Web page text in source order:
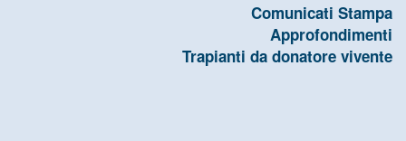
Comunicati Stampa
Approfondimenti
Trapianti da donatore vivente